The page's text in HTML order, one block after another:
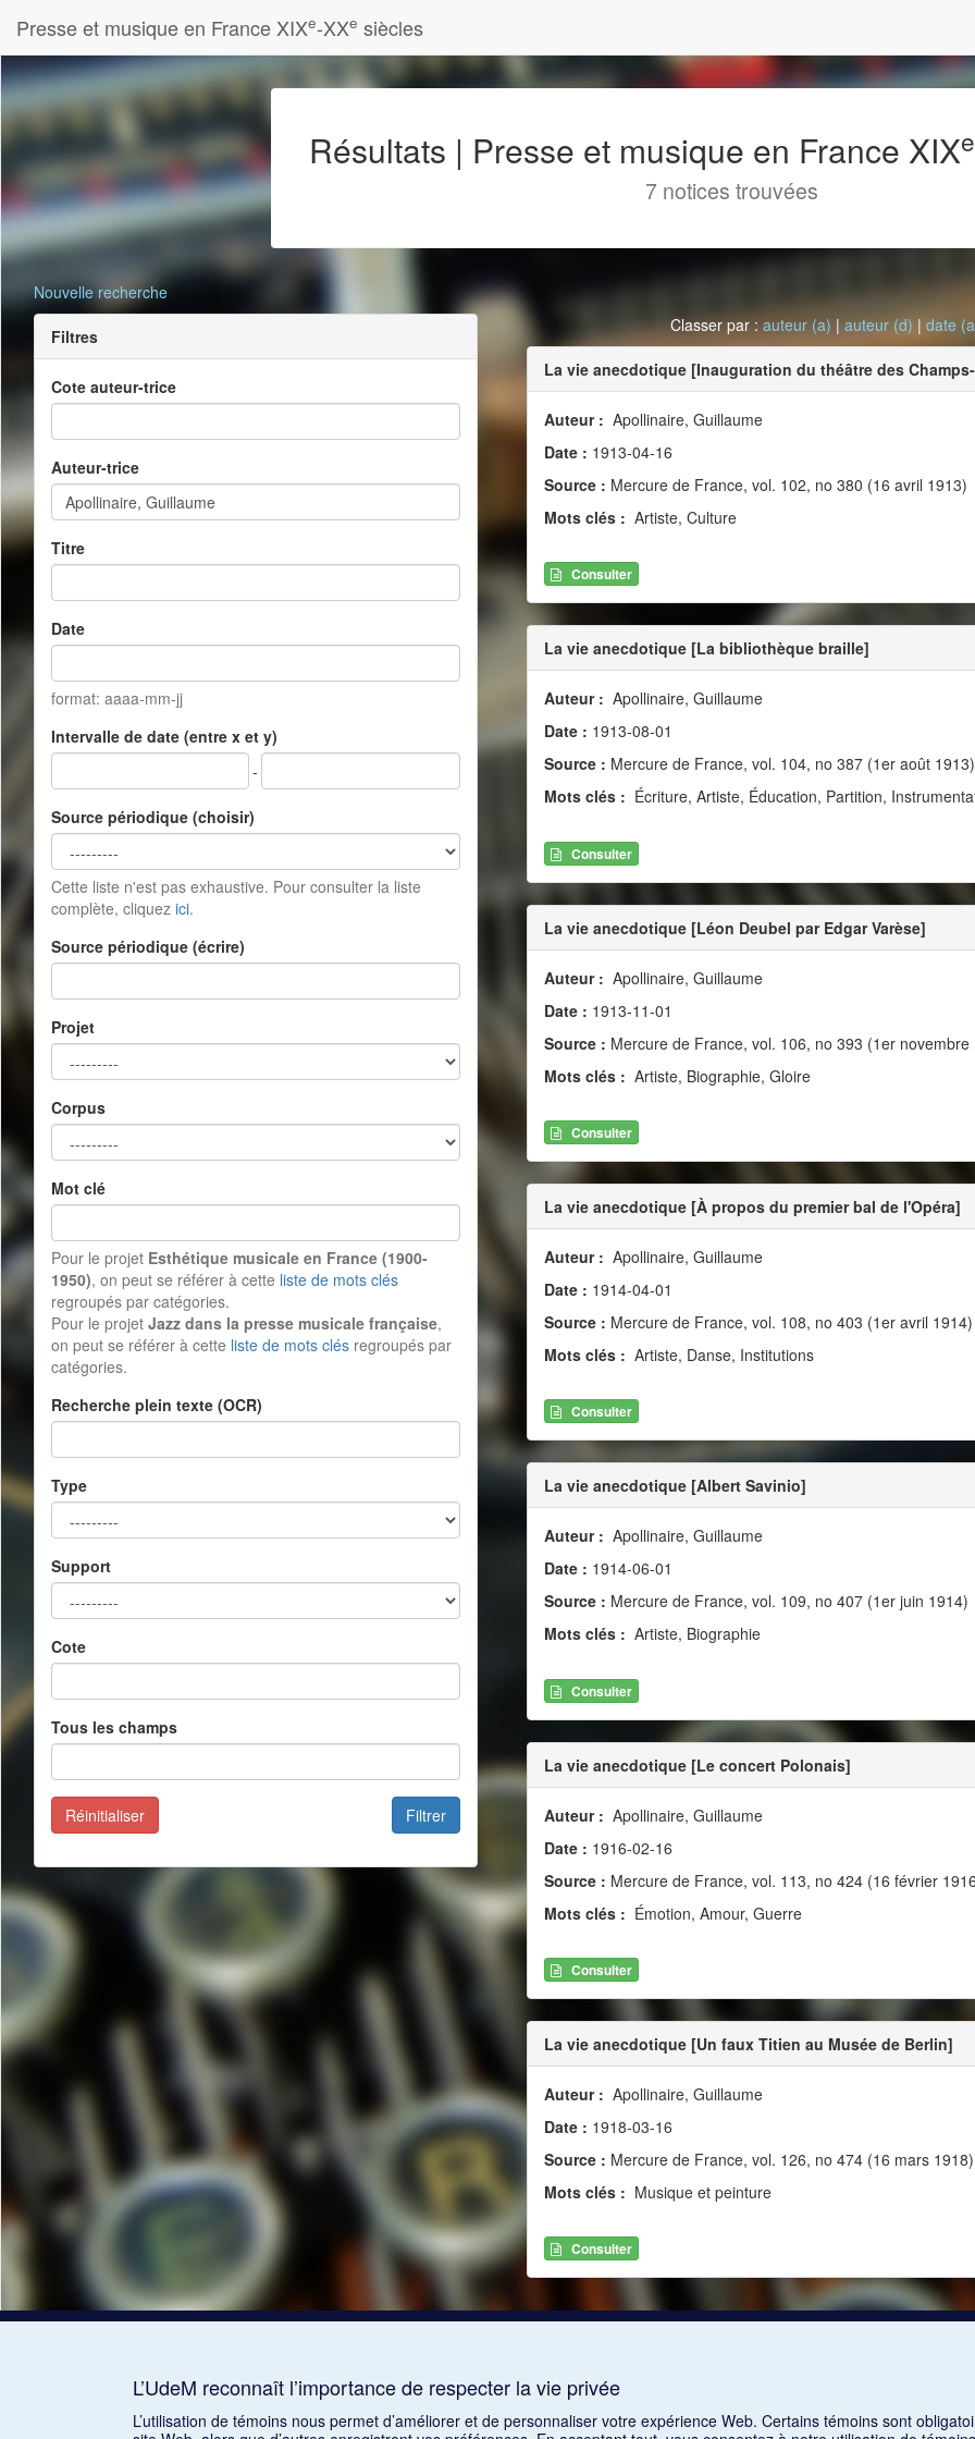
Presse et musique en France XIXe-XXe siècles
Résultats | Presse et musique en France XIXe
7 notices trouvées
Nouvelle recherche
Filtres
Cote auteur-trice
Auteur-trice
Titre
Date
format: aaaa-mm-jj
Intervalle de date (entre x et y)
-
Source périodique (choisir)
Cette liste n'est pas exhaustive. Pour consulter la liste
complète, cliquez ici.
Source périodique (écrire)
Projet
Corpus
Mot clé
Pour le projet Esthétique musicale en France (1900-
1950), on peut se référer à cette liste de mots clés
regroupés par catégories.
Pour le projet Jazz dans la presse musicale française,
on peut se référer à cette liste de mots clés regroupés par
catégories.
Recherche plein texte (OCR)
Type
Support
Cote
Tous les champs
Filtrer
Réinitialiser
Classer par :auteur (a) |auteur (d) |date
La vie anecdotique [Inauguration du théâtre des
Auteur : Apollinaire, Guillaume
Date : 1913-04-16
Source : Mercure de France, vol. 102, no 380 (16 avril 1913)
Mots clés : Artiste, Culture
Consulter
La vie anecdotique [La bibliothèque braille]
Auteur : Apollinaire, Guillaume
Date : 1913-08-01
Source : Mercure de France, vol. 104, no 387 (1er août 1913)
Mots clés : Écriture, Artiste, Éducation, Partition,
Consulter
La vie anecdotique [Léon Deubel par Edgar Varèse]
Auteur : Apollinaire, Guillaume
Date : 1913-11-01
Source : Mercure de France, vol. 106, no 393 (1er novembre
Mots clés : Artiste, Biographie, Gloire
Consulter
La vie anecdotique [À propos du premier bal de l'Opéra]
Auteur : Apollinaire, Guillaume
Date : 1914-04-01
Source : Mercure de France, vol. 108, no 403 (1er avril 1914)
Mots clés : Artiste, Danse, Institutions
Consulter
La vie anecdotique [Albert Savinio]
Auteur : Apollinaire, Guillaume
Date : 1914-06-01
Source : Mercure de France, vol. 109, no 407 (1er juin 1914)
Mots clés : Artiste, Biographie
Consulter
La vie anecdotique [Le concert Polonais]
Auteur : Apollinaire, Guillaume
Date : 1916-02-16
Source : Mercure de France, vol. 113, no 424 (16 février
Mots clés : Émotion, Amour, Guerre
Consulter
La vie anecdotique [Un faux Titien au Musée de Berlin]
Auteur : Apollinaire, Guillaume
Date : 1918-03-16
Source : Mercure de France, vol. 126, no 474 (16 mars 1918)
Mots clés : Musique et peinture
Consulter
L’UdeM reconnaît l’importance de respecter la vie privée
L’utilisation de témoins nous permet d’améliorer et de personnaliser votre expérience Web. Certains témoins sont